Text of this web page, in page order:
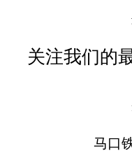
关注我们的
马口